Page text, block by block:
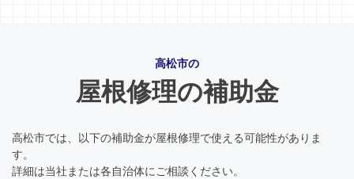
高松市の
屋根修理の補助金
高松市では、以下の補助金が屋根修理で使える可能性がありま
す。
詳細は当社または各自治体にご相談ください。